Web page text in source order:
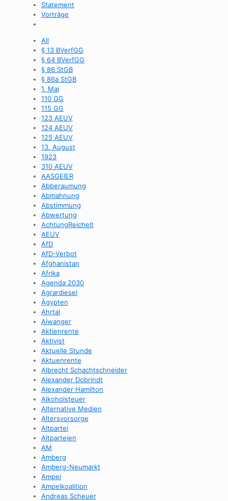
Statement
Vorträge
All
§ 13 BVerfGG
§ 64 BVerfGG
§ 86 StGB
§ 86a StGB
1. Mai
110 GG
115 GG
123 AEUV
124 AEUV
125 AEUV
13. August
1923
310 AEUV
AASGEIER
Abberaumung
Abmahnung
Abstimmung
Abwertung
AchtungReichelt
AEUV
AfD
AfD-Verbot
Afghanistan
Afrika
Agenda 2030
Agrardiesel
Ägypten
Ahrtal
Aiwanger
Aktienrente
Aktivist
Aktuelle Stunde
Aktuenrente
Albrecht Schachtschneider
Alexander Dobrindt
Alexander Hamilton
Alkoholsteuer
Alternative Medien
Altersvorsorge
Altpartei
Altparteien
AM
Amberg
Amberg-Neumarkt
Ampel
Ampelkoalition
Andreas Scheuer